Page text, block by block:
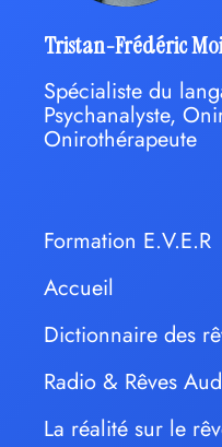
Tristan-Frédéric
Spécialiste du
Psychanalyste,
Onirothérapeute
Formation E.V.E.R
Accueil
Dictionnaire des
Radio & Rêves
La réalité sur le